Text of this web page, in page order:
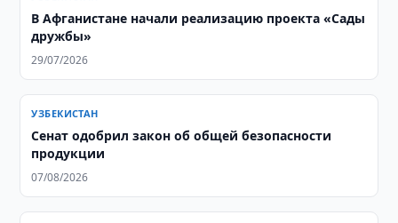
В Афганистане начали реализацию проекта «Сады
дружбы»
29/07/2026
УЗБЕКИСТАН
Сенат одобрил закон об общей безопасности
продукции
07/08/2026